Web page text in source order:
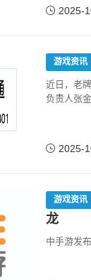
2025-
游戏资讯
近日，老
负责人张
2025-
游戏资讯
龙
中手游发